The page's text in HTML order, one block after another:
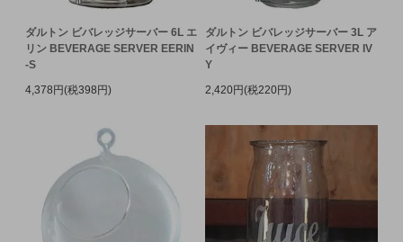
ダルトン ビバレッジサーバー 6L エ
リン BEVERAGE SERVER EERIN
-S
4,378円(税398円)
ダルトン ビバレッジサーバー 3L ア
イヴィー BEVERAGE SERVER IV
Y
2,420円(税220円)